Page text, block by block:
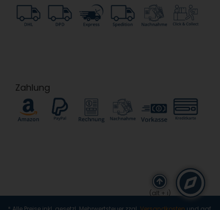
Zahlung
(alt + i)